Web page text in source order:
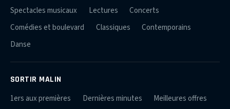
Spectacles musicaux
Lectures
Concerts
Comédies et boulevard
Classiques
Contemporains
Danse
SORTIR MALIN
1ers aux premières Dernières minutes Meilleures offres